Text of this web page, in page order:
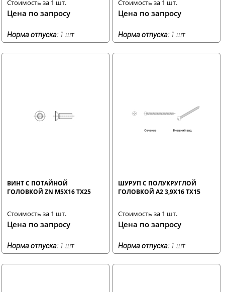
Стоимость за 1 шт.
Цена по запросу
Норма отпуска: 1 шт
Стоимость за 1 шт.
Цена по запросу
Норма отпуска: 1 шт
ВИНТ С ПОТАЙНОЙ
ГОЛОВКОЙ ZN M5X16 TX25
Стоимость за 1 шт.
Цена по запросу
Норма отпуска: 1 шт
ШУРУП С ПОЛУКРУГЛОЙ
ГОЛОВКОЙ A2 3,9X16 TX15
Стоимость за 1 шт.
Цена по запросу
Норма отпуска: 1 шт